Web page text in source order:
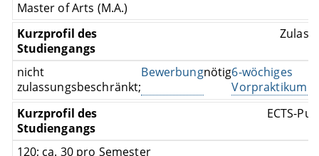
Master of Arts (M.A.)
nicht
zulassungsbeschränkt;
Bewerbungnötig6-wöchiges
Vorpraktikum
ECTS-
120; ca. 30 pro Semester